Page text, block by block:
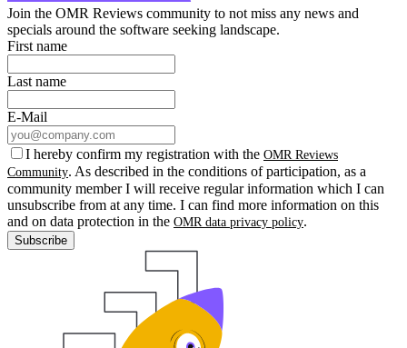
Join the OMR Reviews community to not miss any news and
specials around the software seeking landscape.
First name
Last name
E-Mail
I hereby confirm my registration with the OMR Reviews
Community. As described in the conditions of participation, as a
community member I will receive regular information which I can
unsubscribe from at any time. I can find more information on this
and on data protection in the OMR data privacy policy.
Subscribe